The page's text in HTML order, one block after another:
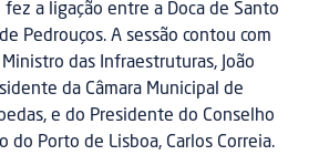
fez a ligação entre a Doca de Santo
Pedrouços. A sessão contou com
das Infraestruturas, João
da Câmara Municipal de
e do Presidente do Conselho
do Porto de Lisboa, Carlos Correia.